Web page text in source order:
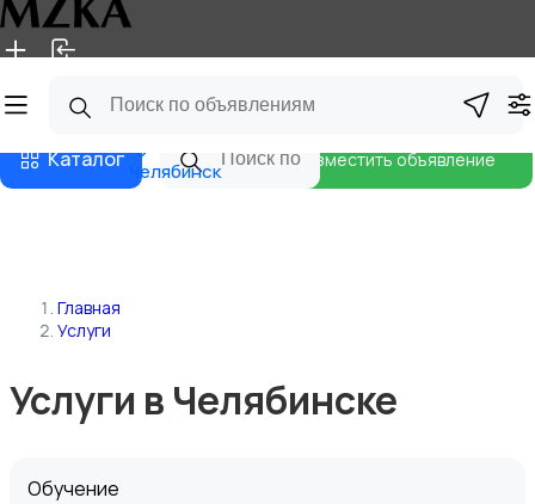
Главная Магазины
Каталог Челябинск
Разместить объявление
Главная
Услуги
Услуги в Челябинске
Обучение